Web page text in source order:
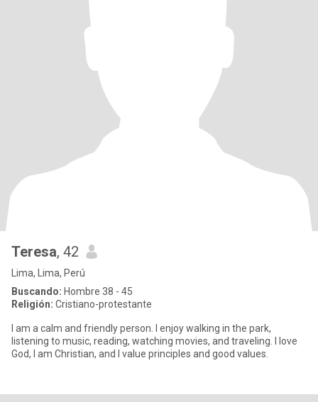
Teresa, 42
Lima, Lima, Perú
Buscando: Hombre 38 - 45
Religión: Cristiano-protestante
I am a calm and friendly person. I enjoy walking in the park,
listening to music, reading, watching movies, and traveling. I love
God, I am Christian, and I value principles and good values.